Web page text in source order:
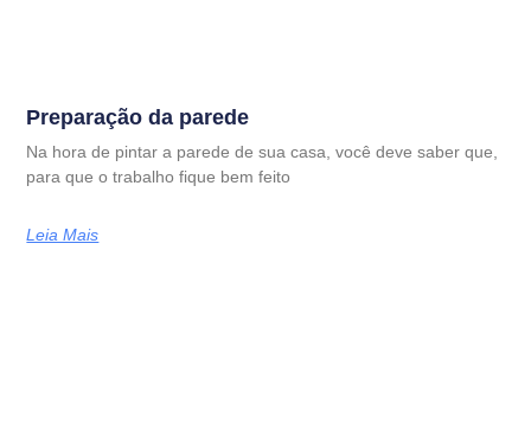
Preparação da parede
Na hora de pintar a parede de sua casa, você deve saber que,
para que o trabalho fique bem feito
Leia Mais